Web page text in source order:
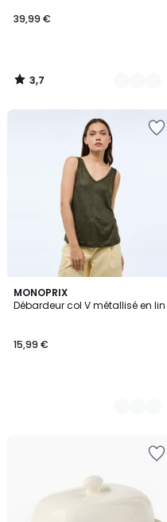
39,99 €
3,7
/
MONOPRIX
Débardeur col V métallisé en lin
15,99 €
2
Couleurs